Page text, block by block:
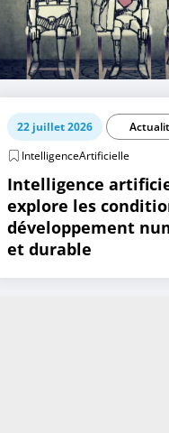
22 juillet 2026
IntelligenceArtificielle
Intelligence
explore les
développement
et durable